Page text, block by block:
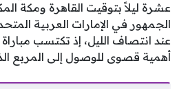
عشرة ليلاً بتوقيت القاهرة ومكة
الجمهور في الإمارات العربية
عند انتصاف الليل، إذ تكتسب
أهمية قصوى للوصول إلى المربع